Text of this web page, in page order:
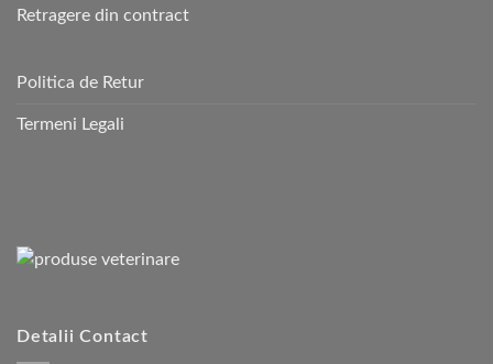
Retragere din contract
Politica de Retur
Termeni Legali
Detalii Contact